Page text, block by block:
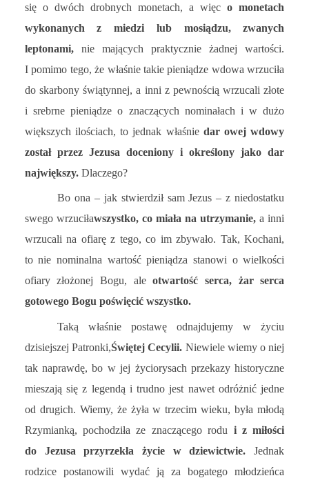
się o dwóch drobnych monetach, a więco monetach
wykonanych z miedzi lub mosiądzu, zwanych
leptonami, nie mających praktycznie żadnej wartości.
I pomimo tego, że właśnie takie pieniądze wdowa wrzuciła
do skarbony świątynnej, a inni z pewnością wrzucali złote
i srebrne pieniądze o znaczących nominałach i w dużo
większych ilościach, to jednak właśnie dar owej wdowy
został przez Jezusa doceniony i określony jako dar
największy.Dlaczego?
Bo ona – jak stwierdził sam Jezus – z niedostatku
swego wrzuciławszystko, co miała na utrzymanie, a inni
wrzucali na ofiarę z tego, co im zbywało. Tak, Kochani,
to nie nominalna wartość pieniądza stanowi o wielkości
ofiary złożonej Bogu, aleotwartość serca, żar serca
gotowego Bogu poświęcić wszystko.
Taką właśnie postawę odnajdujemy w życiu
dzisiejszej Patronki,Świętej Cecylii. Niewiele wiemy o niej
tak naprawdę, bo w jej życiorysach przekazy historyczne
mieszają się z legendą i trudno jest nawet odróżnić jedne
od drugich. Wiemy, że żyła w trzecim wieku, była młodą
Rzymianką, pochodziła ze znaczącego rodu i z miłości
do Jezusa przyrzekła życie w dziewictwie. Jednak
rodzice postanowili wydać ją za bogatego młodzieńca